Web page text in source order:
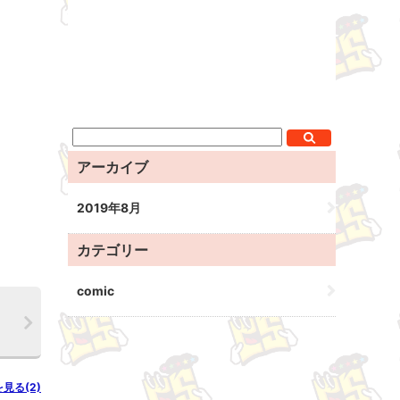
見る(2)
アーカイブ
2019年8月
カテゴリー
comic